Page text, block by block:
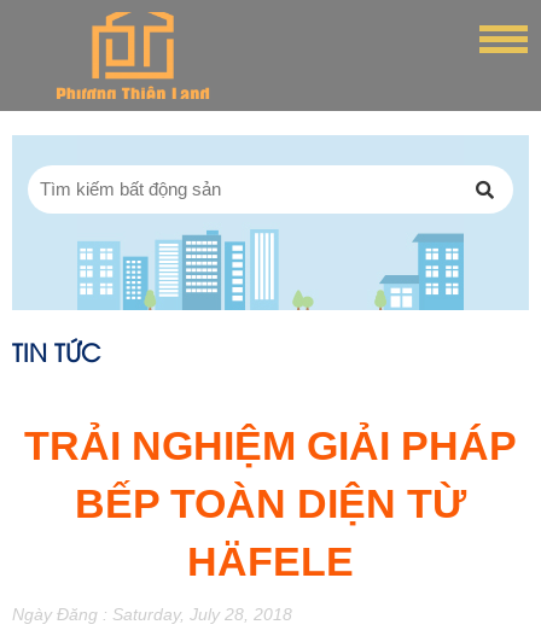
TIN TỨC
TRẢI NGHIỆM GIẢI PHÁP
BẾP TOÀN DIỆN TỪ
HÄFELE
Ngày Đăng : Saturday, July 28, 2018